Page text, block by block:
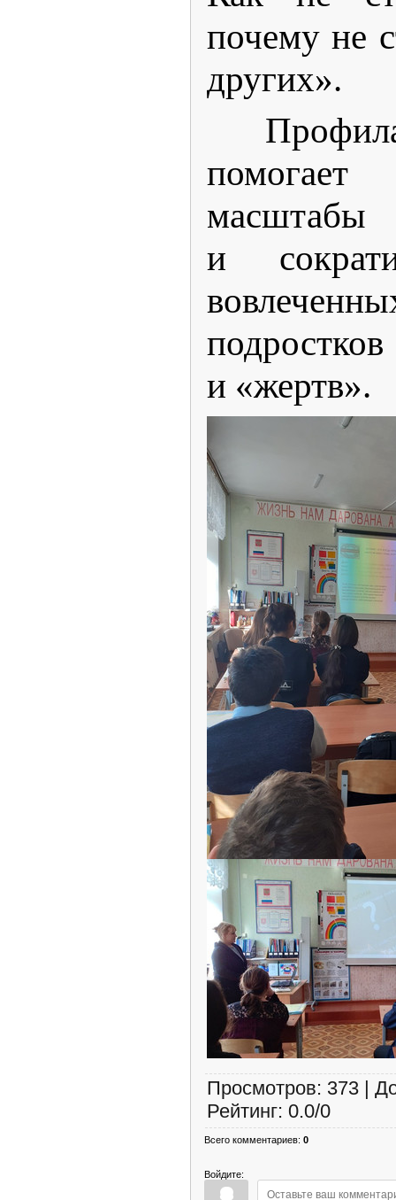
почему не
других».
масштабы
и
и «жертв».
Просмотров: 373 |
Рейтинг: 0.0/0
Всего комментариев: 0
Войдите: